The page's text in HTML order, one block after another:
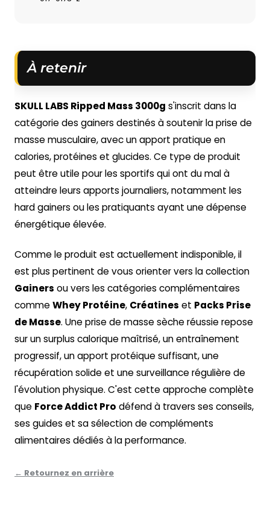
À retenir
SKULL LABS Ripped Mass 3000g s'inscrit dans la
catégorie des gainers destinés à soutenir la prise de
masse musculaire, avec un apport pratique en
calories, protéines et glucides. Ce type de produit
peut être utile pour les sportifs qui ont du mal à
atteindre leurs apports journaliers, notamment les
hard gainers ou les pratiquants ayant une dépense
énergétique élevée.
Comme le produit est actuellement indisponible, il
est plus pertinent de vous orienter vers la collection
Gainers ou vers les catégories complémentaires
commeWhey Protéine, Créatines et Packs Prise
de Masse. Une prise de masse sèche réussie repose
sur un surplus calorique maîtrisé, un entraînement
progressif, un apport protéique suffisant, une
récupération solide et une surveillance régulière de
l'évolution physique. C'est cette approche complète
que Force Addict Pro défend à travers ses conseils,
ses guides et sa sélection de compléments
alimentaires dédiés à la performance.
← Retournez en arrière